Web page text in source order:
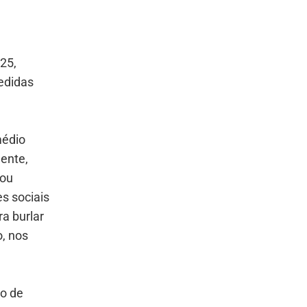
sociais
burlar
nos
de